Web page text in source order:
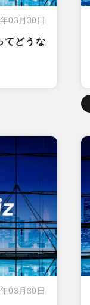
03月30日
てどうな
03月30日